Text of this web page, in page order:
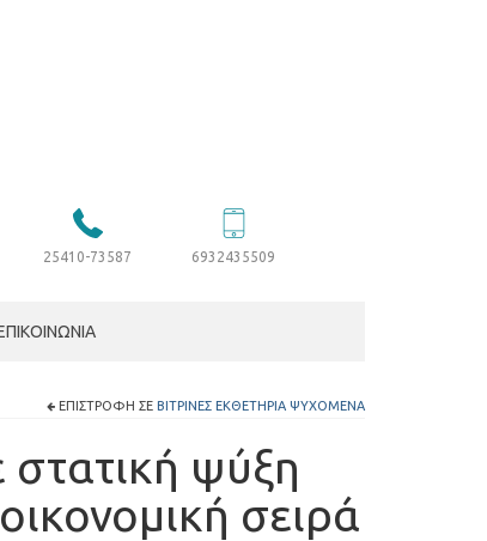
25410-73587 6932435509
ΕΠΙΣΤΡΟΦΉ ΣΕ ΒΙΤΡΊΝΕΣ ΕΚΘΕΤΉΡΙΑ ΨΥΧΌΜΕΝΑ
στατική ψύξη
σειρά